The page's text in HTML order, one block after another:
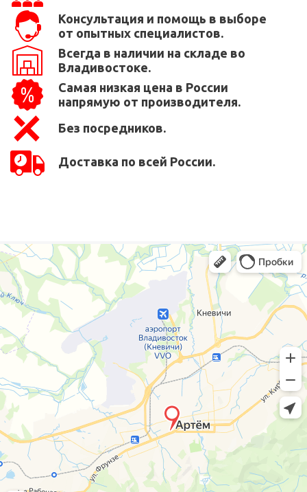
Консультация и помощь в выборе
от опытных специалистов.
Всегда в наличии на складе во
Владивостоке.
Самая низкая цена в России
напрямую от производителя.
Без посредников.
Доставка по всей России.